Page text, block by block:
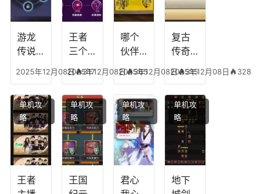
游龙
传说
能，
游龙
传说
多少
级能
挖矿
2025年12月08日 317
王者
三个
加
点，
王者
技能
可以
放三
个是
什么
模式
2025年12月08日 365
哪个
伙伴
心符
技
能，
失心
符命
中后
附加
五雷
2025年12月08日 315
复古
传奇
平民
搭配
阵
容，
复古
传奇
英雄
版哪
个组
2025年12月08日 328
王者
单机攻
略
王国
单机攻
略
君心
单机攻
略
地下
单机攻
略